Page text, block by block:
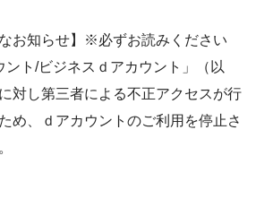
お知らせ】※必ずお読みください
ント/ビジネスｄアカウント」（以
対し第三者による不正アクセスが行
め、ｄアカウントのご利用を停止さ